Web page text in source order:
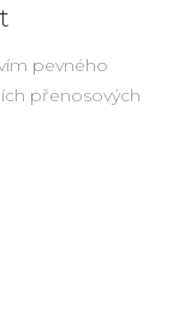
pevného
přenosových